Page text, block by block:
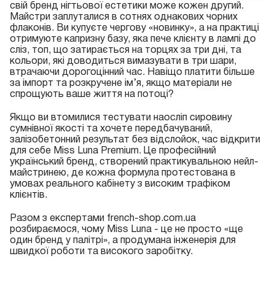
свій бренд нігтьової естетики може кожен другий.
Майстри заплуталися в сотнях однакових чорних
флаконів. Ви купуєте чергову «новинку», а на практиці
отримуюте капризну базу, яка пече клієнту в лампі до
сліз, топ, що затирається на торцях за три дні, та
кольори, які доводиться вимазувати в три шари,
втрачаючи дорогоцінний час. Навіщо платити більше
за імпорт та розкручене ім’я, якщо матеріали не
спрощують ваше життя на потоці?
Якщо ви втомилися тестувати наосліп сировину
сумнівної якості та хочете передбачуваний,
залізобетонний результат без відслойок, час відкрити
для себе Miss Luna Premium. Це професійний
український бренд, створений практикувальною нейл-
майстринею, де кожна формула протестована в
умовах реального кабінету з високим трафіком
клієнтів.
Разом з експертами french-shop.com.ua
розбираємося, чому Miss Luna - це не просто «ще
один бренд у палітрі», а продумана інженерія для
швидкої роботи та високого заробітку.